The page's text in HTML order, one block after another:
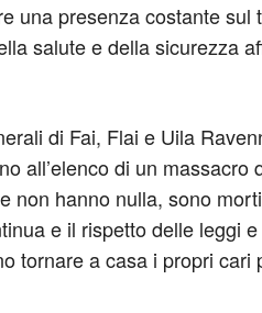
presenza costante
salute e della sicurezza
di Fai, Flai e Uila
all’elenco di un
hanno nulla, sono
e il rispetto delle leggi
tornare a casa i propri